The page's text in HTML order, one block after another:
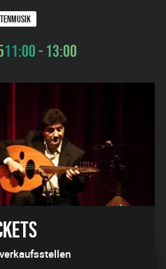
11:00 - 13:00